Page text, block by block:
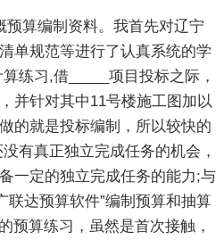
预算编制资料。我首先对辽宁
单规范等进行了认真系统的学
练习,借_____项目投标之际，
并针对其中11号楼施工图加以
的就是投标编制，所以较快的
有真正独立完成任务的机会，
一定的独立完成任务的能力;与
联达预算软件”编制预算和抽算
预算练习，虽然是首次接触，